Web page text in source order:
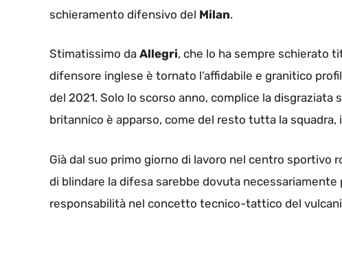
schieramento difensivo del Milan.
Stimatissimo da Allegri, che lo ha sempre schierato
difensore inglese è tornato l’affidabile e granitico
del 2021. Solo lo scorso anno, complice la disgraziata
britannico è apparso, come del resto tutta la
Già dal suo primo giorno di lavoro nel centro sportivo
di blindare la difesa sarebbe dovuta necessariamente
responsabilità nel concetto tecnico-tattico del